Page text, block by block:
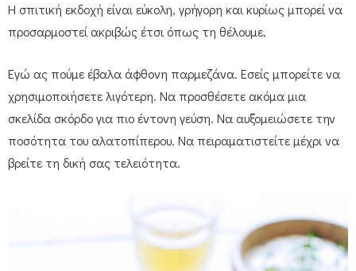
Η σπιτική εκδοχή είναι εύκολη, γρήγορη και κυρίως μπορεί να
προσαρμοστεί ακριβώς έτσι όπως τη θέλουμε.
Εγώ ας πούμε έβαλα άφθονη παρμεζάνα. Εσείς μπορείτε να
χρησιμοποιήσετε λιγότερη. Να προσθέσετε ακόμα μια
σκελίδα σκόρδο για πιο έντονη γεύση. Να αυξομειώσετε την
ποσότητα του αλατοπίπερου. Να πειραματιστείτε μέχρι να
βρείτε τη δική σας τελειότητα.